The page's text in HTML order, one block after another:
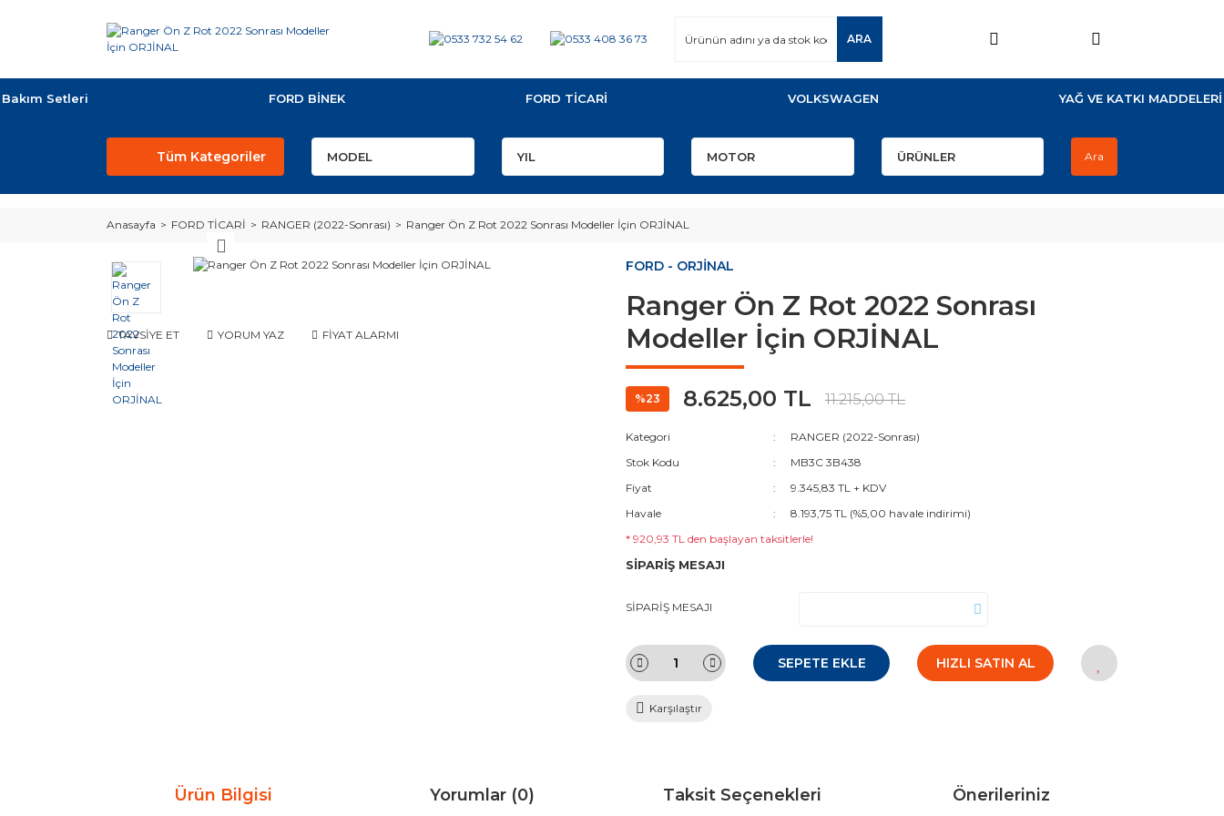
ARA
Bakım Setleri FORD BİNEK FORD TİCARİ VOLKSWAGEN YAĞ VE KATKI MADDELERİ
Tüm Kategoriler Ara
Anasayfa FORD TİCARİ RANGER (2022-Sonrası) Ranger Ön Z Rot 2022 Sonrası Modeller İçin ORJİNAL
TAVSİYE ET YORUM YAZ FİYAT ALARMI
FORD - ORJİNAL
Ranger Ön Z Rot 2022 Sonrası
Modeller İçin ORJİNAL
%23 8.625,00 TL 11.215,00 TL
Kategori
RANGER (2022-Sonrası)
Stok Kodu
MB3C 3B438
Fiyat
9.345,83 TL + KDV
Havale
8.193,75 TL (%5,00 havale indirimi)
* 920,93 TL den başlayan taksitlerle!
SİPARİŞ MESAJI
SİPARİŞ MESAJI
SEPETE EKLE HIZLI SATIN AL
Karşılaştır
Ürün Bilgisi Yorumlar (0) Taksit Seçenekleri Önerileriniz